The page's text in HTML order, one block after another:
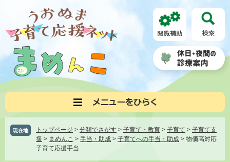
頭
す。
飛
し
て
文
現在地 トップページ > 分類でさがす > 子育て・教育 > 子育て > 子育て支
援 > まめんこ > 手当・助成 > 子育てへの手当・助成 > 物価高対応
子育て応援手当